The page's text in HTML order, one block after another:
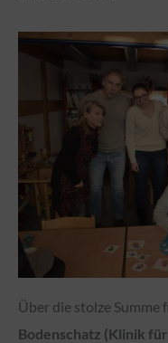
Über die stolze Summe
Bodenschatz (Klinik